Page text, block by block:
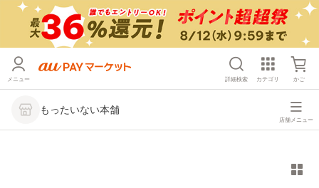
メニュー 詳細検索 カテゴリ かご
もったいない本舗
店舗メニュー